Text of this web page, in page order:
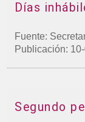
Días
Fuente:
Publicación:
Segundo